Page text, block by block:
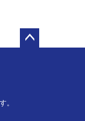
。